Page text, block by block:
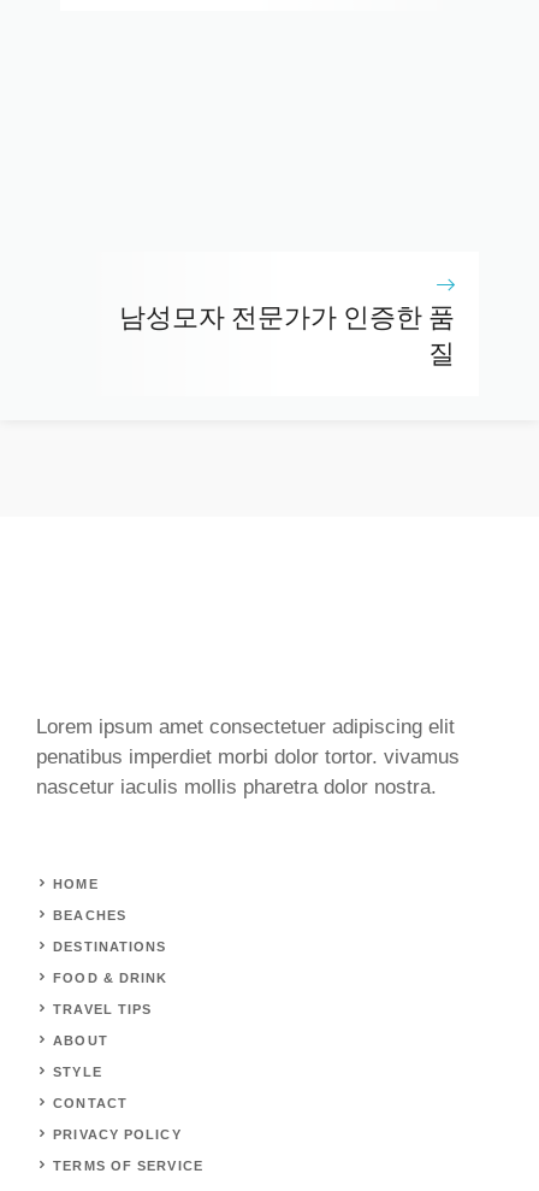
남성모자 전문가가 인증한 품
질
Lorem ipsum amet consectetuer adipiscing elit
penatibus imperdiet morbi dolor tortor. vivamus
nascetur iaculis mollis pharetra dolor nostra.
HOME
BEACHES
DESTINATIONS
FOOD & DRINK
TRAVEL TIPS
ABOUT
STYLE
CONTACT
PRIVACY POLICY
TERMS OF SERVICE